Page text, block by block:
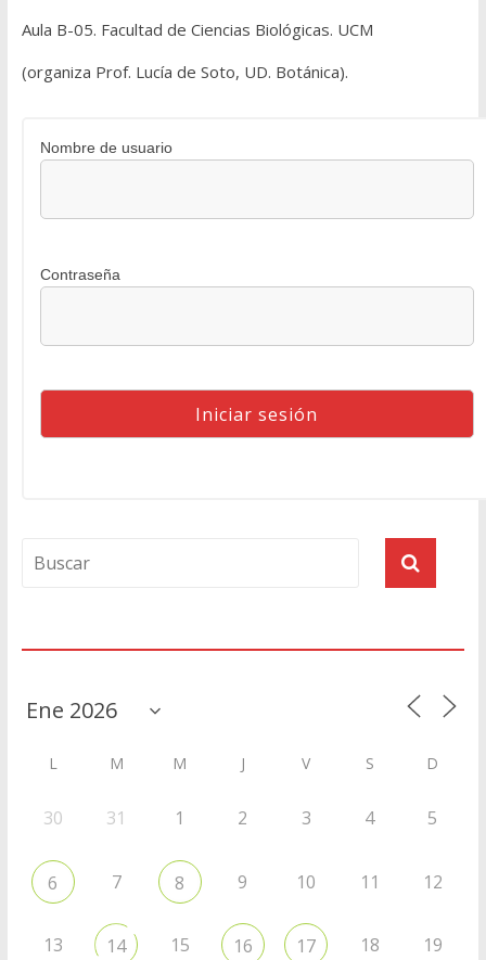
Aula B-05. Facultad de Ciencias Biológicas. UCM
(organiza Prof. Lucía de Soto, UD. Botánica).
Nombre de usuario
Contraseña
L M M J V S D
30 31 1 2 3 4 5
6 7 8 9 10 11 12
13 14 15 16 17 18 19